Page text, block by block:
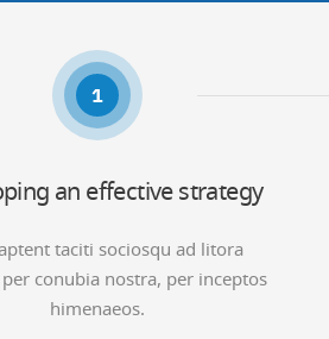
1
an effective strategy
taciti sociosqu ad litora
conubia nostra, per inceptos
himenaeos.